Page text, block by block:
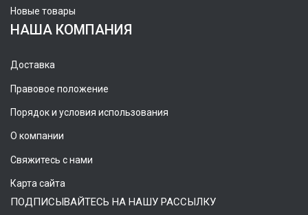
Новые товары
НАША КОМПАНИЯ
Доставка
Правовое положение
Порядок и условия использования
О компании
Свяжитесь с нами
Карта сайта
ПОДПИСЫВАЙТЕСЬ НА НАШУ РАССЫЛКУ